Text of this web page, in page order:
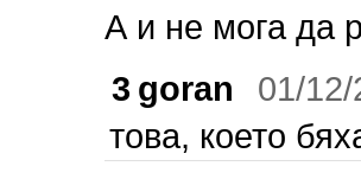
А и не мога да
3 goran
01/
това, което